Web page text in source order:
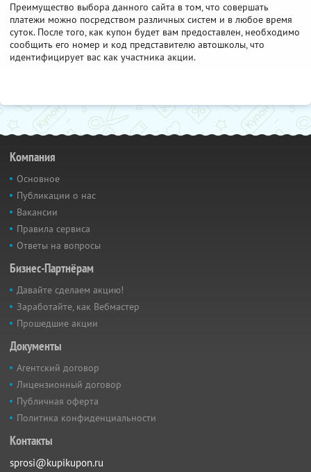
Преимущество выбора данного сайта в том, что совершать
платежи можно посредством различных систем и в любое время
суток. После того, как купон будет вам предоставлен, необходимо
сообщить его номер и код представителю автошколы, что
идентифицирует вас как участника акции.
Компания
Основное
Публикации о нас
Вакансии
Правила сервиса
Ответы на вопросы
Бизнес-Партнёрам
Давайте сделаем акцию!
Заработайте, как Вебмастер
Прошедшие акции
Документы
Агентский договор
Лицензионный договор
Публичная оферта
Политика конфиденциальности
Контакты
sprosi@kupikupon.ru